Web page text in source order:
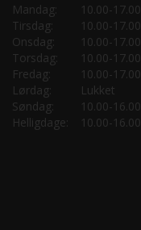
Mandag:
10.00-17.00
Tirsdag:
10.00-17.00
Onsdag:
10.00-17.00
Torsdag:
10.00-17.00
Fredag:
10.00-17.00
Lørdag:
Lukket
Søndag:
10.00-16.00
Helligdage:
10.00-16.00